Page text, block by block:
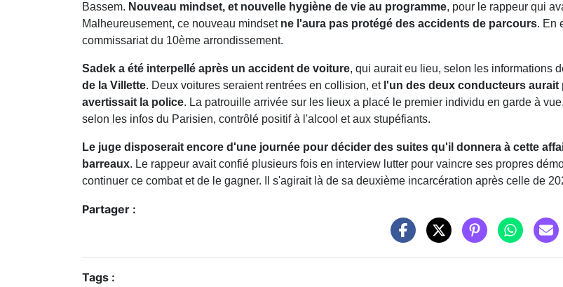
Bassem. Nouveau mindset, et nouvelle hygiène de vie au programme, pour le rappeur qui
Malheureusement, ce nouveau mindset ne l'aura pas protégé des accidents de parcours. En
commissariat du 10ème arrondissement.
Sadek a été interpellé après un accident de voiture, qui aurait eu lieu, selon les informations
de la Villette. Deux voitures seraient rentrées en collision, et l'un des deux conducteurs
avertissait la police. La patrouille arrivée sur les lieux a placé le premier individu en garde à
selon les infos du Parisien, contrôlé positif à l'alcool et aux stupéfiants.
Le juge disposerait encore d'une journée pour décider des suites qu'il donnera à cette
barreaux. Le rappeur avait confié plusieurs fois en interview lutter pour vaincre ses propres
continuer ce combat et de le gagner. Il s'agirait là de sa deuxième incarcération après celle de
Partager :
Tags :